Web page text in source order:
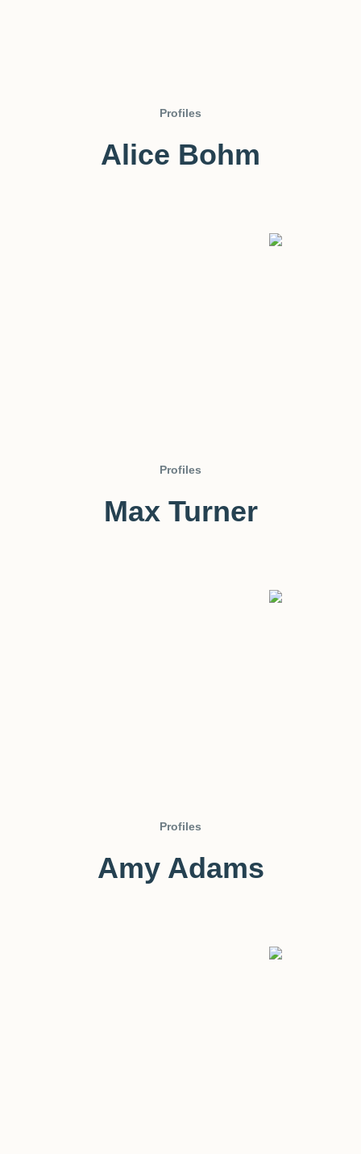
Profiles
Alice Bohm
Profiles
Max Turner
Profiles
Amy Adams